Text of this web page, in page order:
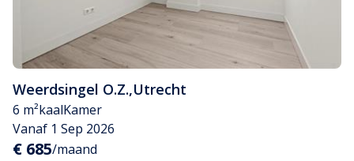
Weerdsingel O.Z.,Utrecht
6 m²kaalKamer
Vanaf 1 Sep 2026
€ 685/maand